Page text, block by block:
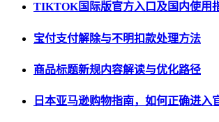
TIKTOK国际版官方入口及国内使用
宝付支付解除与不明扣款处理方法
商品标题新规内容解读与优化路径
日本亚马逊购物指南，如何正确进入